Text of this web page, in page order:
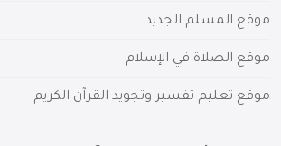
موقع المسلم الجديد
موقع الصلاة في الإسلام
موقع تعليم تفسير وتجويد القرآن الكريم